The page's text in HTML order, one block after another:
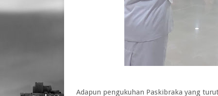
Adapun pengukuhan Paskibraka yang